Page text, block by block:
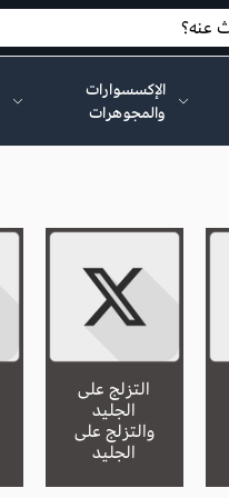
الإكسسوارات
والمجوهرات
التزلج على
الجليد
والتزلج على
الجليد